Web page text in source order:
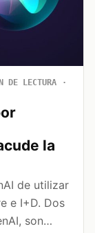
DE LECTURA
la
de utilizar
e I+D. Dos
son…